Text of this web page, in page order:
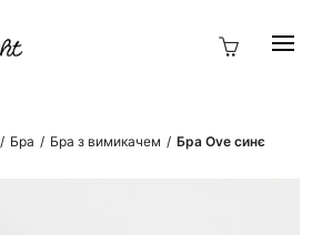
/ Бра / Бра з вимикачем / Бра Ove синє